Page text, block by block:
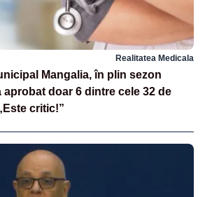
Realitatea Medicala
Mangalia, în plin sezon
doar 6 dintre cele 32 de
critic!”